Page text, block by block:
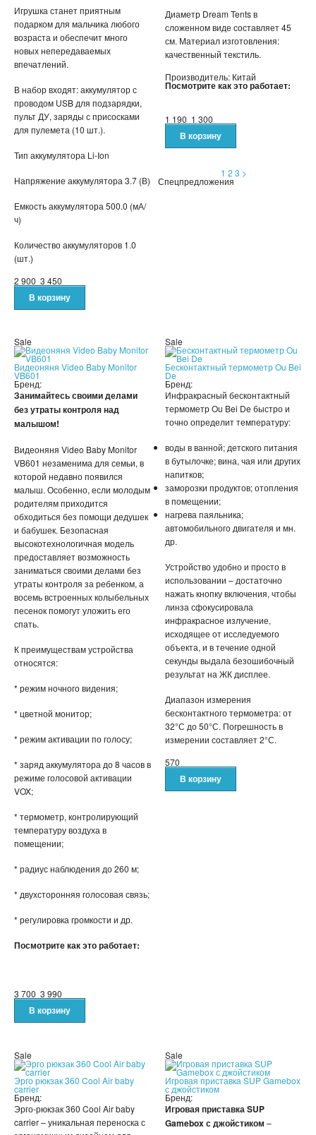
КОСМЕТИКА BIOAQUA
УХОД ЗА РУКАМИ И НОГАМИ
УХОД ЗА ТЕЛОМ
СРЕДСТВА ДЛЯ ДЕПИЛЯЦИИ И ЭПИЛЯЦИИ
МАССАЖЕРЫ
КОРРЕКТИРУЮЩЕЕ БЕЛЬЕ
СРЕДСТВА ДЛЯ ПОХУДЕНИЯ
ТРЕНАЖЕРЫ
ХОЗТОВАРЫ
ЗОНТЫ
ТОВАРЫ ДЛЯ КУХНИ
ТЕРМОСЫ
ТЕРМОКРУЖКИ
ОСВЕЩЕНИЕ
ОХЛАЖДАЮЩИЕ СТАКАНЫ
ШЛАНГИ XHOSE
БУТЫЛКИ ДЛЯ ВОДЫ
ЛАНЧ БОКСЫ ДЛЯ ЕДЫ
ДОЗАТОРЫ
ШЕЙКЕРЫ
КОНДИЦИОНЕРЫ И ВЕНТИЛЯТОРЫ
АВТОАКСЕССУАРЫ
ВИДЕОРЕГИСТРАТОРЫ
АНТИБЛИКОВЫЕ ОЧКИ
АНТИДОЖДЬ
ТОВАРЫ ДЛЯ ТУРИЗМА
ТОВАРЫ ДЛЯ ФИТНЕСА
ТОВАРЫ ДЛЯ ПЛЯЖА
НАДУВНОЙ ДИВАН ЛАМЗАК
Игрушка станет приятным
подарком для мальчика любого
возраста и обеспечит много
новых непередаваемых
впечатлений.
В набор входят: аккумулятор с
проводом USB для подзарядки,
пульт ДУ, заряды с присосками
для пулемета (10 шт.).
Тип аккумулятора Li-Ion
Напряжение аккумулятора 3.7 (В)
Емкость аккумулятора 500.0 (мА/
ч)
Количество аккумуляторов 1.0
(шт.)
2 900 3 450
Диаметр Dream Tents в
сложенном виде составляет 45
см. Материал изготовления:
качественный текстиль.
Производитель: Китай
Посмотрите как это работает:
1 190 1 300
Sale
Видеоняня Video Baby Monitor
VB601
Бренд:
Занимайтесь своими делами
без утраты контроля над
малышом!
Видеоняня Video Baby Monitor
VB601 незаменима для семьи, в
которой недавно появился
малыш. Особенно, если молодым
родителям приходится
обходиться без помощи дедушек
и бабушек. Безопасная
высокотехнологичная модель
предоставляет возможность
заниматься своими делами без
утраты контроля за ребенком, а
восемь встроенных колыбельных
песенок помогут уложить его
спать.
К преимуществам устройства
относятся:
* режим ночного видения;
* цветной монитор;
* режим активации по голосу;
* заряд аккумулятора до 8 часов в
режиме голосовой активации
VOX;
* термометр, контролирующий
температуру воздуха в
помещении;
* радиус наблюдения до 260 м;
* двухсторонняя голосовая связь;
* регулировка громкости и др.
Посмотрите как это работает:
3 700 3 990
Sale
Бесконтактный термометр Ou Bei
De
Бренд:
Инфракрасный бесконтактный
термометр Ou Bei De быстро и
точно определит температуру:
воды в ванной; детского питания
в бутылочке; вина, чая или других
напитков;
заморозки продуктов; отопления
в помещении;
нагрева паяльника;
автомобильного двигателя и мн.
др.
Устройство удобно и просто в
использовании – достаточно
нажать кнопку включения, чтобы
линза сфокусировала
инфракрасное излучение,
исходящее от исследуемого
объекта, и в течение одной
секунды выдала безошибочный
результат на ЖК дисплее.
Диапазон измерения
бесконтактного термометра: от
32°С до 50°С. Погрешность в
измерении составляет 2°С.
570
Sale
Эрго рюкзак 360 Cool Air baby
carrier
Бренд:
Эрго-рюкзак 360 Cool Air baby
carrier – уникальная переноска с
Sale
Игровая приставка SUP Gamebox
с джойстиком
Бренд:
Игровая приставка SUP
Gamebox с джойстиком –
1 2 3 >
Спецпредложения